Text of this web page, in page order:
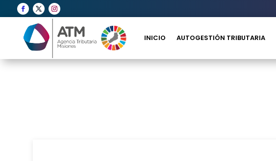
INICIO AUTOGESTIÓN TRIBUTARIA